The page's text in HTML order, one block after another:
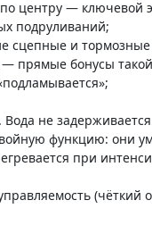
центру — ключевой
подруливаний;
сцепные и
— прямые бонусы
не
функцию: они
при
(чёткий